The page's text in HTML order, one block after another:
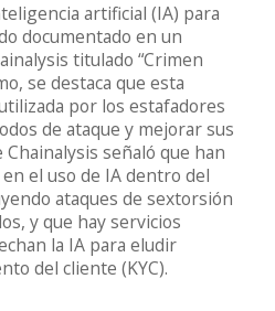
artificial (IA) para
documentado en un
titulado “Crimen
se destaca que esta
por los estafadores
de ataque y mejorar sus
señaló que han
el uso de IA dentro del
ataques de sextorsión
y que hay servicios
la IA para eludir
del cliente (KYC).